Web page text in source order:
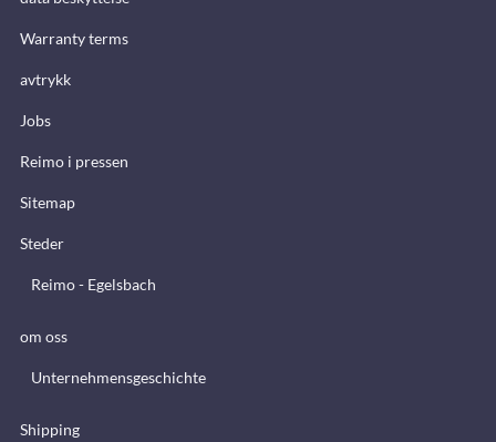
Warranty terms
avtrykk
Jobs
Reimo i pressen
Sitemap
Steder
Reimo - Egelsbach
om oss
Unternehmensgeschichte
Shipping